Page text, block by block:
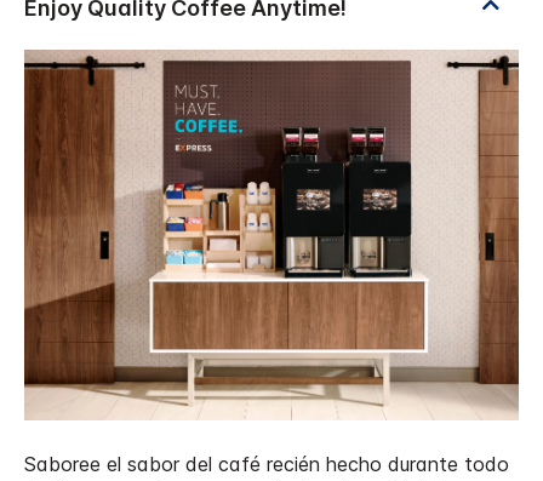
Saboree el sabor del café recién hecho durante todo